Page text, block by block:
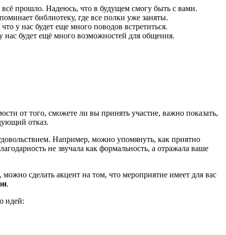
всё прошло. Надеюсь, что в будущем смогу быть с вами.
библиотеку, где все полки уже заняты.
у нас будет еще много поводов встретиться.
будет ещё много возможностей для общения.
от того, сможете ли вы принять участие, важно показать,
отказ.
Например, можно упомянуть, как приятно
не звучала как формальность, а отражала ваше
сделать акцент на том, что мероприятие имеет для вас
.
идей: